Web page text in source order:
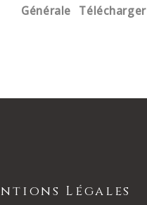
Générale
Télécharger
Légales